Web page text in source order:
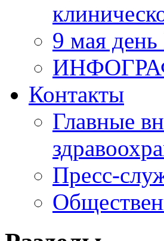
9 мая
Контакты
Главные
Пресс-